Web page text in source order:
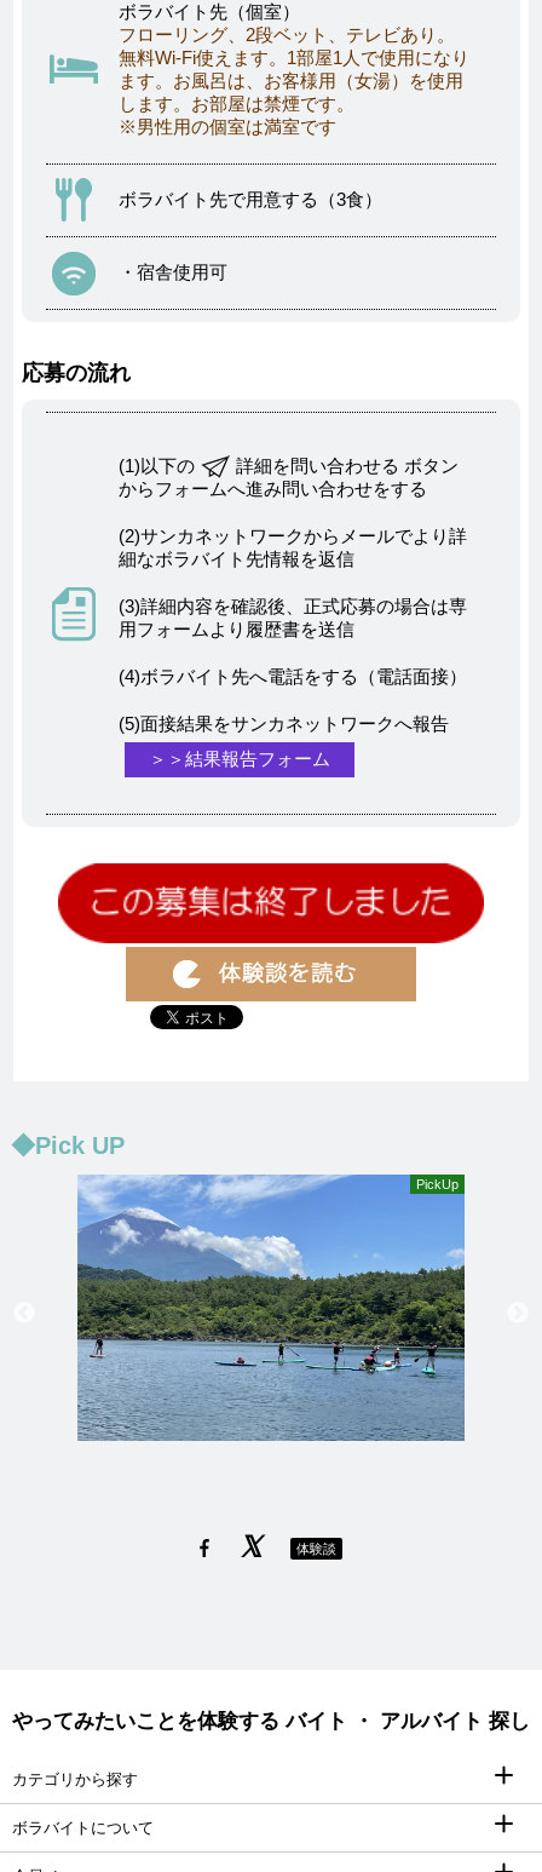
ボラバイト先（個室）
フローリング、2段ベット、テレビあり。
無料Wi-Fi使えます。1部屋1人で使用になり
ます。お風呂は、お客様用（女湯）を使用
します。お部屋は禁煙です。
※男性用の個室は満室です
ボラバイト先で用意する（3食）
・宿舎使用可
応募の流れ
(1)以下の
詳細を問い合わせる ボタン
からフォームへ進み問い合わせをする
(2)サンカネットワークからメールでより詳
細なボラバイト先情報を返信
(3)詳細内容を確認後、正式応募の場合は専
用フォームより履歴書を送信
(4)ボラバイト先へ電話をする（電話面接）
(5)面接結果をサンカネットワークへ報告
＞＞結果報告フォーム
◆Pick UP
PickUp
体験談
やってみたいことを体験する バイト ・ アルバイト 探し
カテゴリから探す
ボラバイトについて